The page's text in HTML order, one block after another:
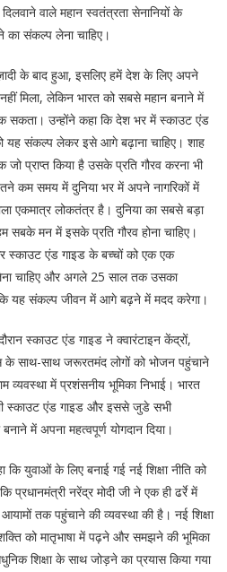
वाले महान स्वतंत्रता सेनानियों के
संकल्प लेना चाहिए।
के बाद हुआ, इसलिए हमें देश के लिए अपने
मिला, लेकिन भारत को सबसे महान बनाने में
सकता। उन्होंने कहा कि देश भर में स्काउट एंड
यह संकल्प लेकर इसे आगे बढ़ाना चाहिए। शाह
प्राप्त किया है उसके प्रति गौरव करना भी
कम समय में दुनिया भर में अपने नागरिकों में
एकमात्र लोकतंत्र है। दुनिया का सबसे बड़ा
मन में इसके प्रति गौरव होना चाहिए।
स्काउट एंड गाइड के बच्चों को एक एक
चाहिए और अगले 25 साल तक उसका
यह संकल्प जीवन में आगे बढ़ने में मदद करेगा।
स्काउट एंड गाइड ने क्वारंटाइन केंद्रों,
साथ-साथ जरूरतमंद लोगों को भोजन पहुंचाने
व्यवस्था में प्रशंसनीय भूमिका निभाई। भारत
स्काउट एंड गाइड और इससे जुडे सभी
में अपना महत्वपूर्ण योगदान दिया।
कि युवाओं के लिए बनाई गई नई शिक्षा नीति को
प्रधानमंत्री नरेंद्र मोदी जी ने एक ही ढर्रे में
तक पहुंचाने की व्यवस्था की है। नई शिक्षा
को मातृभाषा में पढ़ने और समझने की भूमिका
शिक्षा के साथ जोड़ने का प्रयास किया गया